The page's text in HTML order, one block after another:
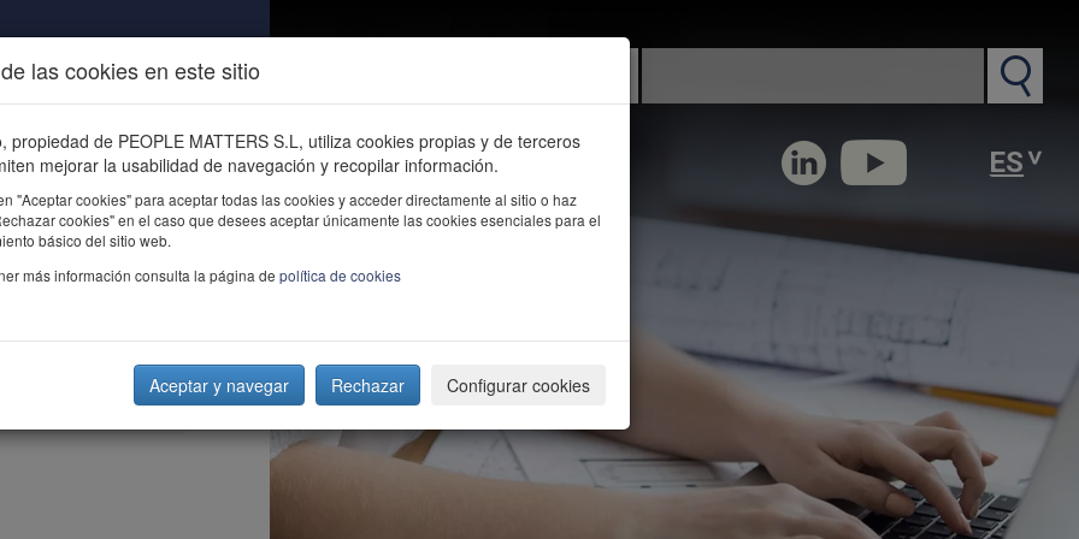
ÚNETE CONTACTO
las cookies en este sitio
propiedad de PEOPLE MATTERS S.L, utiliza cookies propias y de terceros
mejorar la usabilidad de navegación y recopilar información.
"Aceptar cookies" para aceptar todas las cookies y acceder directamente al sitio o haz
cookies" en el caso que desees aceptar únicamente las cookies esenciales para el
básico del sitio web.
más información consulta la página de política de cookies
Aceptar y navegar Rechazar Configurar cookies